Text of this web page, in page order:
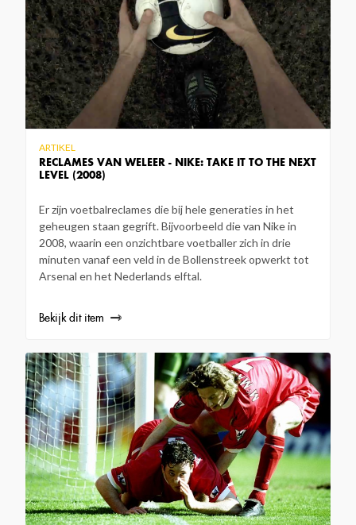
RECLAMES VAN WELEER - NIKE: TAKE IT TO THE NEXT
LEVEL (2008)
ARTIKEL
Er zijn voetbalreclames die bij hele generaties in het
geheugen staan gegrift. Bijvoorbeeld die van Nike in
2008, waarin een onzichtbare voetballer zich in drie
minuten vanaf een veld in de Bollenstreek opwerkt tot
Arsenal en het Nederlands elftal.
Bekijk dit item